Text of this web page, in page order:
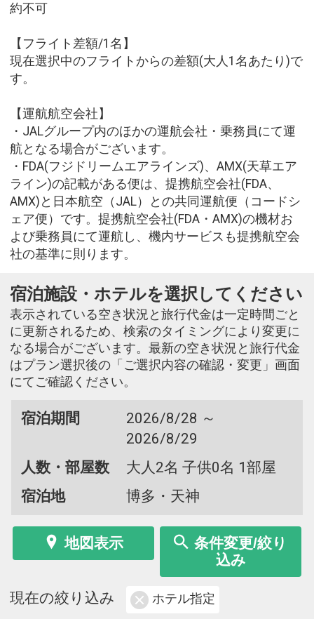
約不可
【フライト差額/1名】
現在選択中のフライトからの差額(大人1名あたり)で
す。
【運航航空会社】
・JALグループ内のほかの運航会社・乗務員にて運
航となる場合がございます。
・FDA(フジドリームエアラインズ)、AMX(天草エア
ライン)の記載がある便は、提携航空会社(FDA、
AMX)と日本航空（JAL）との共同運航便（コードシ
ェア便）です。提携航空会社(FDA・AMX)の機材お
よび乗務員にて運航し、機内サービスも提携航空会
社の基準に則ります。
宿泊施設・ホテルを選択してください
表示されている空き状況と旅行代金は一定時間ごと
に更新されるため、検索のタイミングにより変更に
なる場合がございます。最新の空き状況と旅行代金
はプラン選択後の「ご選択内容の確認・変更」画面
にてご確認ください。
宿泊期間
2026/8/28 ～
2026/8/29
人数・部屋数
大人2名 子供0名 1部屋
宿泊地
博多・天神
地図表示
条件変更/絞り
込み
現在の絞り込み ホテル指定